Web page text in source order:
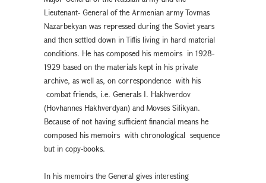
Lieutenant- General of the Armenian army Tovmas
Nazarbekyan was repressed during the Soviet years
and then settled down in Tiflis living in hard material
conditions. He has composed his memoirs in 1928-
1929 based on the materials kept in his private
archive, as well as, on correspondence with his
combat friends, i.e. Generals I. Hakhverdov
(Hovhannes Hakhverdyan) and Movses Silikyan.
Because of not having sufficient financial means he
composed his memoirs with chronological sequence
but in copy-books.
In his memoirs the General gives interesting